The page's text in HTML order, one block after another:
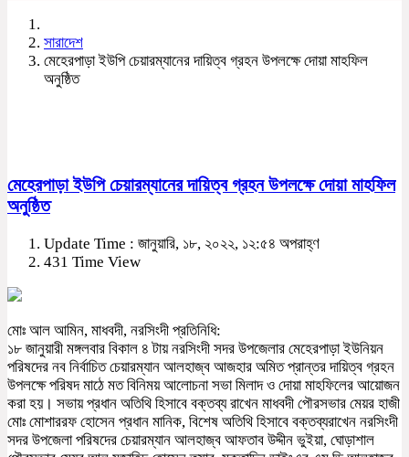
সারাদেশ
মেহেরপাড়া ইউপি চেয়ারম্যানের দায়িত্ব গ্রহন উপলক্ষে দোয়া মাহফিল
অনুষ্ঠিত
মেহেরপাড়া ইউপি চেয়ারম্যানের দায়িত্ব গ্রহন উপলক্ষে দোয়া মাহফিল
অনুষ্ঠিত
Update Time : জানুয়ারি, ১৮, ২০২২, ১২:৫৪ অপরাহ্ণ
431 Time View
মোঃ আল আমিন, মাধবদী, নরসিংদী প্রতিনিধি:
১৮ জানুয়ারী মঙ্গলবার বিকাল ৪ টায় নরসিংদী সদর উপজেলার মেহেরপাড়া ইউনিয়ন
পরিষদের নব নির্বাচিত চেয়ারম্যান আলহাজ্ব আজহার অমিত প্রান্তর দায়িত্ব গ্রহন
উপলক্ষে পরিষদ মাঠে মত বিনিময় আলোচনা সভা মিলাদ ও দোয়া মাহফিলের আয়োজন
করা হয়। সভায় প্রধান অতিথি হিসাবে বক্তব্য রাখেন মাধবদী পৌরসভার মেয়র হাজী
মোঃ মোশাররফ হোসেন প্রধান মানিক, বিশেষ অতিথি হিসাবে বক্তব্যরাখেন নরসিংদী
সদর উপজেলা পরিষদের চেয়ারম্যান আলহাজ্ব আফতাব উদ্দীন ভুইয়া, ঘোড়াশাল